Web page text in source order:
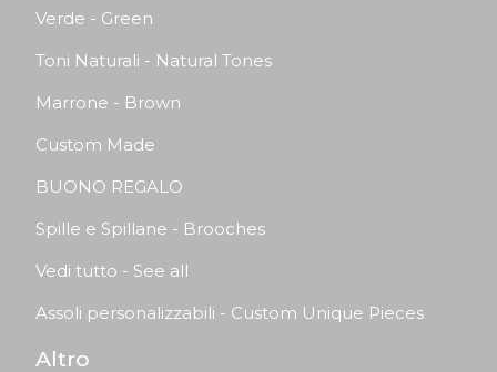
Verde - Green
Toni Naturali - Natural Tones
Marrone - Brown
Custom Made
BUONO REGALO
Spille e Spillane - Brooches
Vedi tutto - See all
Assoli personalizzabili - Custom Unique Pieces
Altro